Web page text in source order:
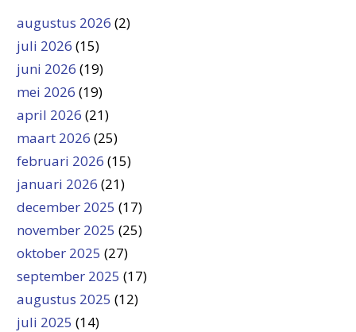
augustus 2026 (2)
juli 2026 (15)
juni 2026 (19)
mei 2026 (19)
april 2026 (21)
maart 2026 (25)
februari 2026 (15)
januari 2026 (21)
december 2025 (17)
november 2025 (25)
oktober 2025 (27)
september 2025 (17)
augustus 2025 (12)
juli 2025 (14)